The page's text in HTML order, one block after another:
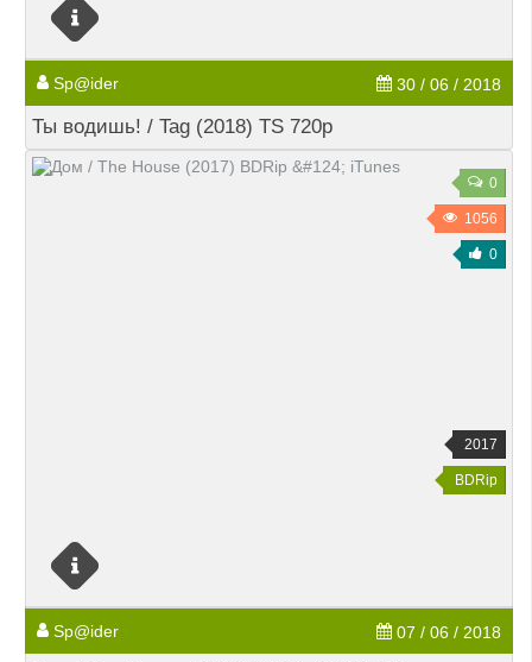
Sp@ider 30 / 06 / 2018
Ты водишь! / Tag (2018) TS 720p
0
1056
0
2017
BDRip
Sp@ider 07 / 06 / 2018